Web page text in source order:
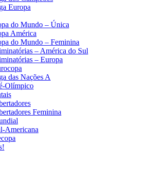
Europa
do Mundo – Única
América
do Mundo – Feminina
– América do Sul
– Europa
das Nações A
Olímpico
Feminina
Americana